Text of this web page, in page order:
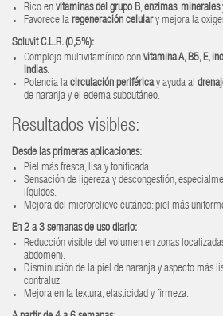
Rico en vitaminas del grupo B,enzimas, minerales
Favorece la regeneración celulary mejora la
Soluvit C.L.R. (0,5%):
Complejo multivitamínico con vitamina A, B5, E,
Indias.
Potencia la circulación periféricay ayuda al
de naranja y el edema subcutáneo.
Resultados visibles:
Desde las primeras aplicaciones:
Piel más fresca, lisa y tonificada.
Sensación de ligereza y descongestión,
líquidos.
Mejora del microrelieve cutáneo: piel más
En 2 a 3 semanas de uso diario:
Reducción visible del volumen en zonas
abdomen).
Disminución de la piel de naranja y aspecto más
contraluz.
Mejora en la textura, elasticidad y firmeza.